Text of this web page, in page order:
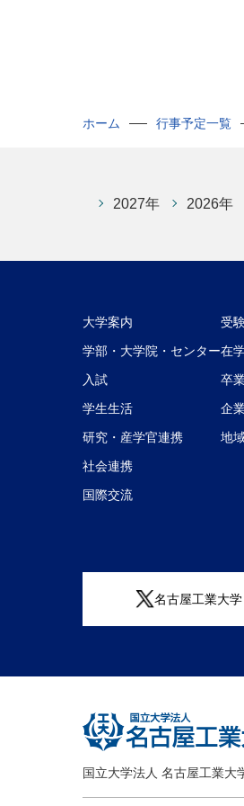
ホーム 行事予定一覧
2027年 2026年
大学案内
学部・大学院・センター
入試
学生生活
研究・産学官連携
社会連携
国際交流
受
在
卒
企
地
名古屋工業大
国立大学法人 名古屋工業大